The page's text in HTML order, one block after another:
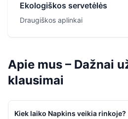
Ekologiškos servetėlės
Draugiškos aplinkai
Apie mus – Dažnai
klausimai
Kiek laiko Napkins veikia rinkoje?